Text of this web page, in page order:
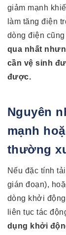
giảm mạnh
làm tăng điện
dòng điện
qua nhất
cần vệ sinh
được.
Nguyên
mạnh
thường
Nếu đặc tính
gián đoạn),
dòng khởi
liên tục tác
dụng khởi